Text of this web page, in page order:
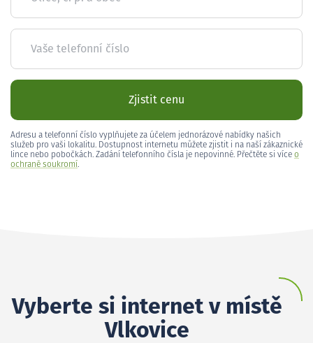
Vaše telefonní číslo
Zjistit cenu
Adresu a telefonní číslo vyplňujete za účelem jednorázové nabídky našich
služeb pro vaši lokalitu. Dostupnost internetu můžete zjistit i na naší zákaznické
lince nebo pobočkách. Zadání telefonního čísla je nepovinné. Přečtěte si více o
ochraně soukromí.
Vyberte si internet v místě
Vlkovice